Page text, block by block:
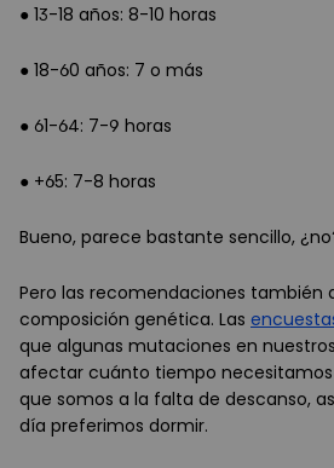
● 13-18 años: 8-10 horas
● 18-60 años: 7 o más
● 61-64: 7-9 horas
● +65: 7-8 horas
Bueno, parece bastante sencillo,
Pero las recomendaciones también
composición genética. Las
que algunas mutaciones en
afectar cuánto tiempo
que somos a la falta de descanso,
día preferimos dormir.